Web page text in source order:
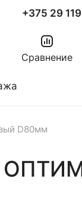
+375 29
Сравнение
D80мм